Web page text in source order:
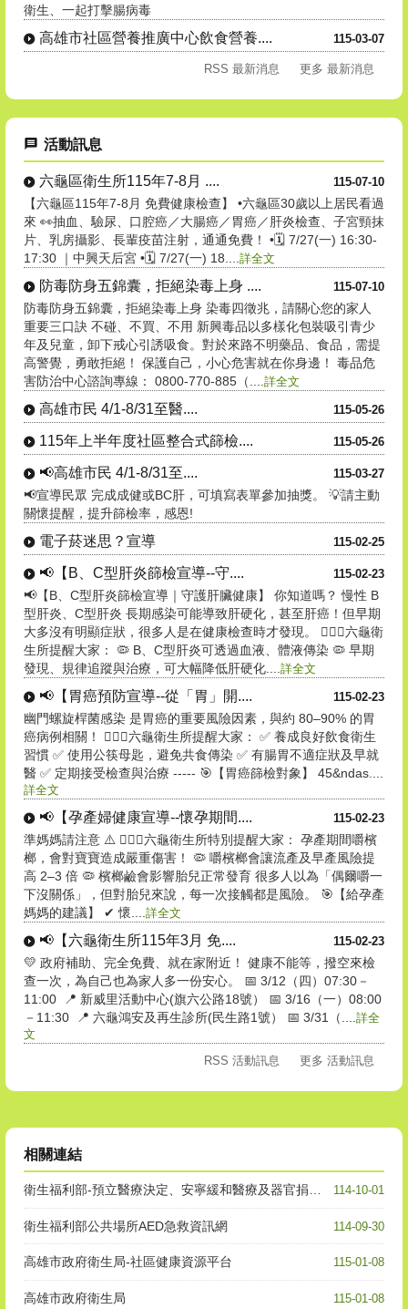
衛生、一起打擊腸病毒
115-03-07
高雄市社區營養推廣中心飲食營養....
RSS 最新消息 更多 最新消息
活動訊息
115-07-10
六龜區衛生所115年7-8月 ....
【六龜區115年7-8月 免費健康檢查】 •六龜區30歲以上居民看過
來 👀抽血、驗尿、口腔癌／大腸癌／胃癌／肝炎檢查、子宮頸抹
片、乳房攝影、長輩疫苗注射，通通免費！ •🗓 7/27(一) 16:30-
17:30 ｜中興天后宮 •🗓 7/27(一) 18.... 詳全文
115-07-10
防毒防身五錦囊，拒絕染毒上身 ....
防毒防身五錦囊，拒絕染毒上身 染毒四徵兆，請關心您的家人
重要三口訣 不碰、不買、不用 新興毒品以多樣化包裝吸引青少
年及兒童，卸下戒心引誘吸食。對於來路不明藥品、食品，需提
高警覺，勇敢拒絕！ 保護自己，小心危害就在你身邊！ 毒品危
害防治中心諮詢專線： 0800-770-885（.... 詳全文
115-05-26
高雄市民 4/1-8/31至醫....
115-05-26
115年上半年度社區整合式篩檢....
115-03-27
📢高雄市民 4/1-8/31至....
📢宣導民眾 完成成健或BC肝，可填寫表單參加抽獎。 💡請主動
關懷提醒，提升篩檢率，感恩!
115-02-25
電子菸迷思？宣導
115-02-23
📢【B、C型肝炎篩檢宣導--守....
📢【B、C型肝炎篩檢宣導｜守護肝臟健康】 你知道嗎？ 慢性 B
型肝炎、C型肝炎 長期感染可能導致肝硬化，甚至肝癌！但早期
大多沒有明顯症狀，很多人是在健康檢查時才發現。 👩🏻‍⚕️六龜衛
生所提醒大家： 🦠 B、C型肝炎可透過血液、體液傳染 🦠 早期
發現、規律追蹤與治療，可大幅降低肝硬化.... 詳全文
115-02-23
📢【胃癌預防宣導--從「胃」開....
幽門螺旋桿菌感染 是胃癌的重要風險因素，與約 80–90% 的胃
癌病例相關！ 👩🏻‍⚕️六龜衛生所提醒大家： ✅ 養成良好飲食衛生
習慣 ✅ 使用公筷母匙，避免共食傳染 ✅ 有腸胃不適症狀及早就
醫 ✅ 定期接受檢查與治療 ----- 🎯【胃癌篩檢對象】 45&ndas....
詳全文
115-02-23
📢【孕產婦健康宣導--懷孕期間....
準媽媽請注意 ⚠️ 👩🏻‍⚕️六龜衛生所特別提醒大家： 孕產期間嚼檳
榔，會對寶寶造成嚴重傷害！ 🦠 嚼檳榔會讓流產及早產風險提
高 2–3 倍 🦠 檳榔鹼會影響胎兒正常發育 很多人以為「偶爾嚼一
下沒關係」，但對胎兒來說，每一次接觸都是風險。 🎯【給孕產
媽媽的建議】 ✔ 懷.... 詳全文
115-02-23
📢【六龜衛生所115年3月 免....
💛 政府補助、完全免費、就在家附近！ 健康不能等，撥空來檢
查一次，為自己也為家人多一份安心。 📅 3/12（四）07:30－
11:00 📍 新威里活動中心(旗六公路18號） 📅 3/16（一）08:00
－11:30 📍 六龜鴻安及再生診所(民生路1號） 📅 3/31（.... 詳全
文
RSS 活動訊息
更多 活動訊息
相關連結
114-10-01
衛生福利部-預立醫療決定、安寧緩和醫療及器官捐贈意願資訊系統
114-09-30
衛生福利部公共場所AED急救資訊網
115-01-08
高雄市政府衛生局-社區健康資源平台
115-01-08
高雄市政府衛生局